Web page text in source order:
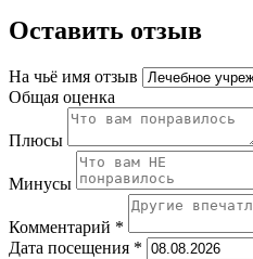
Оставить отзыв
На чьё имя отзыв
Общая оценка
Плюсы
Минусы
Комментарий *
Дата посещения *